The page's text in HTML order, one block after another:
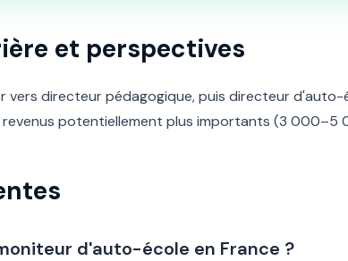
et perspectives
vers directeur pédagogique, puis directeur
potentiellement plus importants (3 000–5
d'auto-école en France ?